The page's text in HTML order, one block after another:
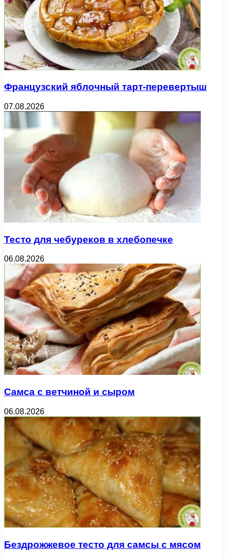
Французский яблочный тарт-перевертыш
07.08.2026
Тесто для чебуреков в хлебопечке
06.08.2026
Самса с ветчиной и сыром
06.08.2026
Бездрожжевое тесто для самсы с мясом